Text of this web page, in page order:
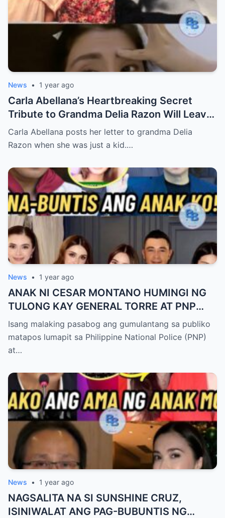
News • 1 year ago
Carla Abellana’s Heartbreaking Secret
Tribute to Grandma Delia Razon Will Leave
You in Tears!
Carla Abellana posts her letter to grandma Delia
Razon when she was just a kid.…
News • 1 year ago
ANAK NI CESAR MONTANO HUMINGI NG
TULONG KAY GENERAL TORRE AT PNP
UPANG ARESTUHIN SI ATONG ANG!
Isang malaking pasabog ang gumulantang sa publiko
matapos lumapit sa Philippine National Police (PNP)
at…
News • 1 year ago
NAGSALITA NA SI SUNSHINE CRUZ,
ISINIWALAT ANG PAG-BUBUNTIS NG